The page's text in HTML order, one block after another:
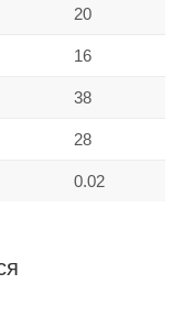
20
16
38
28
0.02